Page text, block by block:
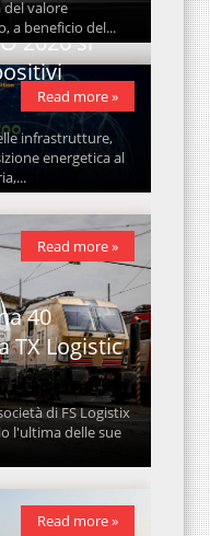
valore
a beneficio del...
2026 si
infrastrutture,
energetica al
Read more »
40
TX Logistic
di FS Logistix
l'ultima delle sue
Read more »
Read more »